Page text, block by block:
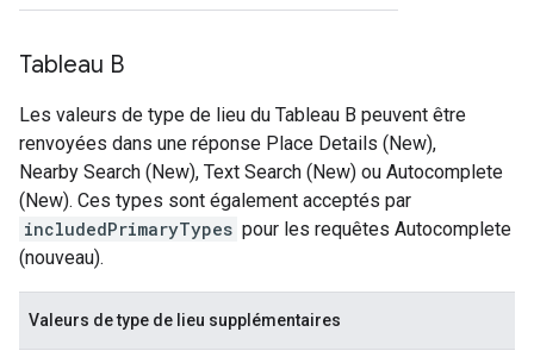
Tableau B
Les valeurs de type de lieu du Tableau B peuvent être
renvoyées dans une réponse Place Details (New),
Nearby Search (New), Text Search (New) ou Autocomplete
(New). Ces types sont également acceptés par
includedPrimaryTypes pour les requêtes Autocomplete
(nouveau).
Valeurs de type de lieu supplémentaires